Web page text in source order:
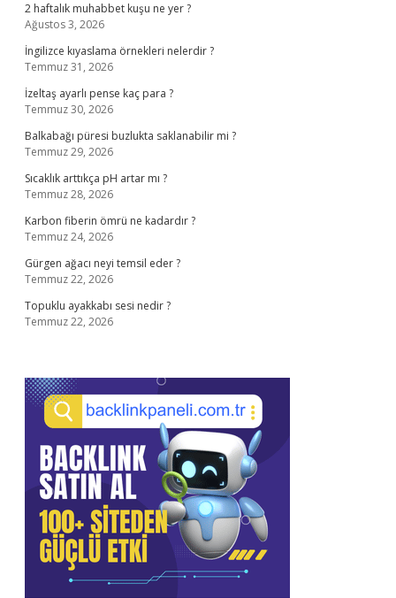
2 haftalık muhabbet kuşu ne yer ?
Ağustos 3, 2026
İngilizce kıyaslama örnekleri nelerdir ?
Temmuz 31, 2026
İzeltaş ayarlı pense kaç para ?
Temmuz 30, 2026
Balkabağı püresi buzlukta saklanabilir mi ?
Temmuz 29, 2026
Sıcaklık arttıkça pH artar mı ?
Temmuz 28, 2026
Karbon fiberin ömrü ne kadardır ?
Temmuz 24, 2026
Gürgen ağacı neyi temsil eder ?
Temmuz 22, 2026
Topuklu ayakkabı sesi nedir ?
Temmuz 22, 2026